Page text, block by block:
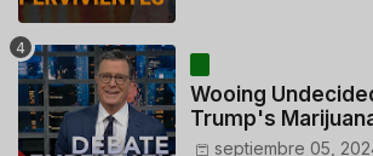
Wooing
Trump's
Porn Expert Mark
septiembre 05,